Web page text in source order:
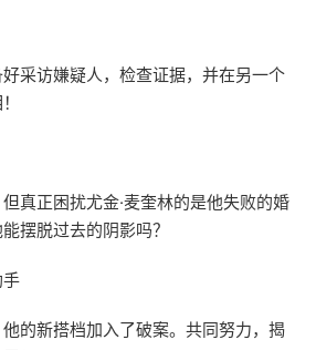
采访嫌疑人，检查证据，并在另一个
真正困扰尤金·麦奎林的是他失败的婚
摆脱过去的阴影吗？
的新搭档加入了破案。共同努力，揭